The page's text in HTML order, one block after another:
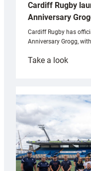
Cardiff Rugby
Anniversary
Cardiff Rugby has
Anniversary Grogg,
Take a look:
Grogg